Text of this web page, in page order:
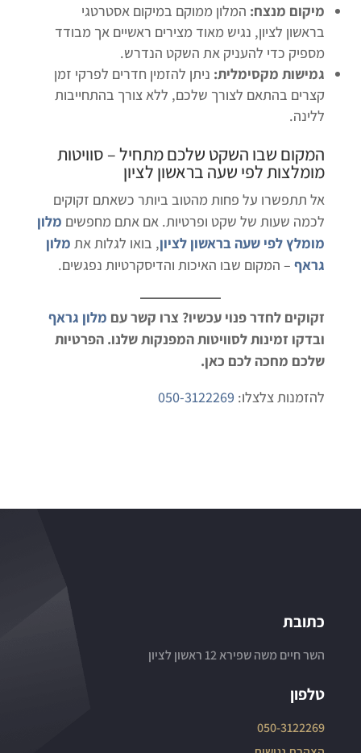
מיקום מנצח: המלון ממוקם במיקום אסטרטגי
בראשון לציון, נגיש מאוד מצירים ראשיים אך מבודד
מספיק כדי להעניק את השקט הנדרש.
גמישות מקסימלית: ניתן להזמין חדרים לפרקי זמן
קצרים בהתאם לצורך שלכם, ללא צורך בהתחייבות
ללינה.
המקום שבו השקט שלכם מתחיל – סוויטות
מומלצות לפי שעה בראשון לציון
אל תתפשרו על פחות מהטוב ביותר כשאתם זקוקים
לכמה שעות של שקט ופרטיות. אם אתם מחפשים מלון
מומלץ לפי שעה בראשון לציון, בואו לגלות את מלון
גראף– המקום שבו האיכות והדיסקרטיות נפגשים.
זקוקים לחדר פנוי עכשיו? צרו קשר עם מלון גראף
ובדקו זמינות לסוויטות המפנקות שלנו. הפרטיות
שלכם מחכה לכם כאן.
להזמנות צלצלו: 050-3122269
כתובת
השר חיים משה שפירא 12 ראשון לציון
טלפון
050-3122269